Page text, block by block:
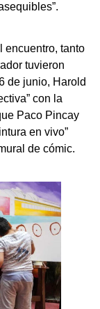
encuentro, tanto
tuvieron
de junio, Harold
con la
Paco Pincay
en vivo”
de cómic.